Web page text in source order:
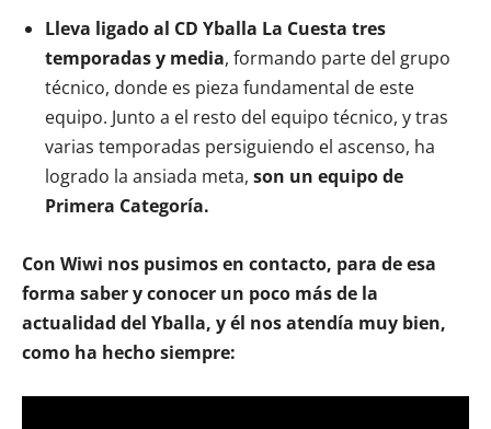
Lleva ligado al CD Yballa La Cuesta tres
temporadas y media, formando parte del grupo
técnico, donde es pieza fundamental de este
equipo. Junto a el resto del equipo técnico, y tras
varias temporadas persiguiendo el ascenso, ha
logrado la ansiada meta, son un equipo de
Primera Categoría.
Con Wiwi nos pusimos en contacto, para de esa
forma saber y conocer un poco más de la
actualidad del Yballa, y él nos atendía muy bien,
como ha hecho siempre: